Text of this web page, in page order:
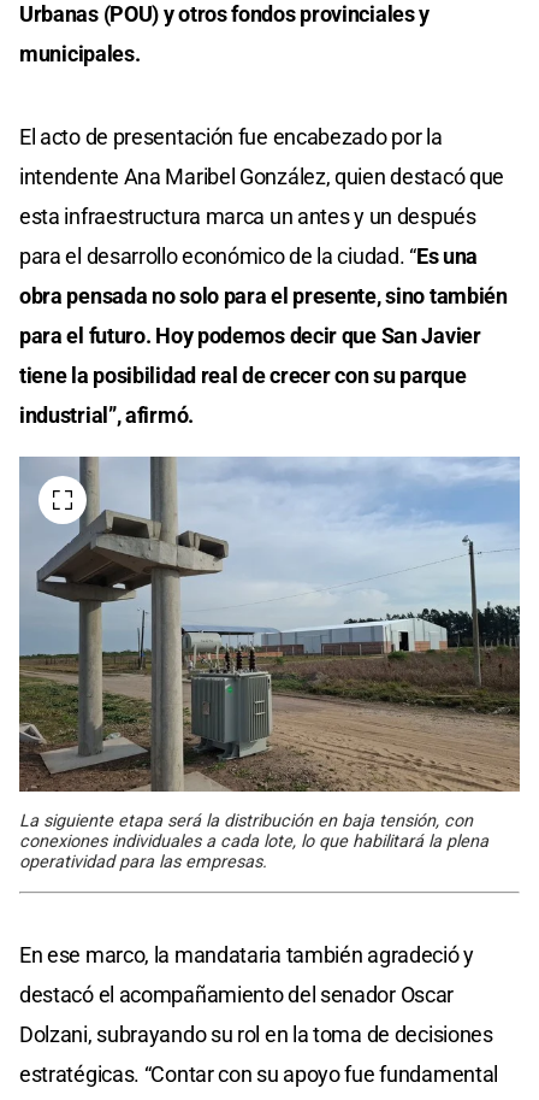
Urbanas (POU) y otros fondos provinciales y
municipales.
El acto de presentación fue encabezado por la
intendente Ana Maribel González, quien destacó que
esta infraestructura marca un antes y un después
para el desarrollo económico de la ciudad. “Es una
obra pensada no solo para el presente, sino también
para el futuro. Hoy podemos decir que San Javier
tiene la posibilidad real de crecer con su parque
industrial”, afirmó.
La siguiente etapa será la distribución en baja tensión, con
conexiones individuales a cada lote, lo que habilitará la plena
operatividad para las empresas.
En ese marco, la mandataria también agradeció y
destacó el acompañamiento del senador Oscar
Dolzani, subrayando su rol en la toma de decisiones
estratégicas. “Contar con su apoyo fue fundamental